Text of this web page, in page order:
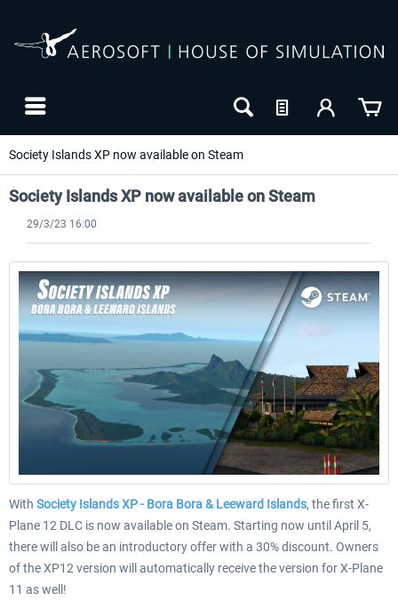
Society Islands XP now available on Steam
Society Islands XP now available on Steam
29/3/23 16:00
With Society Islands XP - Bora Bora & Leeward Islands, the first X-
Plane 12 DLC is now available on Steam. Starting now until April 5,
there will also be an introductory offer with a 30% discount. Owners
of the XP12 version will automatically receive the version for X-Plane
11 as well!